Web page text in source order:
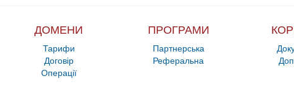
ДОМЕНИ
Тарифи
Договір
Операції
ПРОГРАМИ
Партнерська
Реферальна